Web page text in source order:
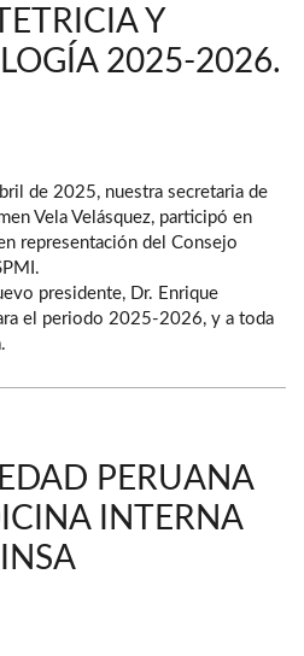
Y
2025-2026.
de 2025, nuestra secretaria de
Vela Velásquez, participó en
representación del Consejo
presidente, Dr. Enrique
el periodo 2025-2026, y a toda
PERUANA
INTERNA